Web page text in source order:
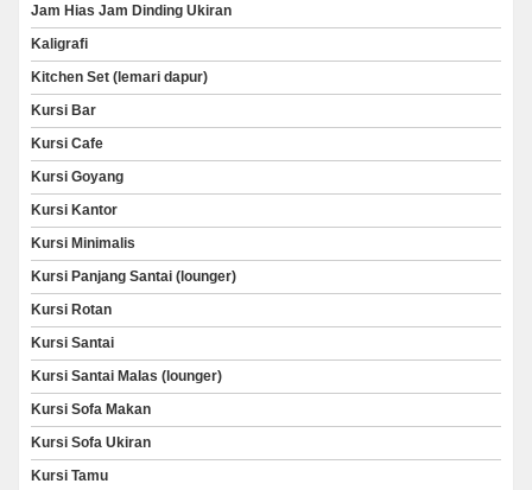
Jam Hias Jam Dinding Ukiran
Kaligrafi
Kitchen Set (lemari dapur)
Kursi Bar
Kursi Cafe
Kursi Goyang
Kursi Kantor
Kursi Minimalis
Kursi Panjang Santai (lounger)
Kursi Rotan
Kursi Santai
Kursi Santai Malas (lounger)
Kursi Sofa Makan
Kursi Sofa Ukiran
Kursi Tamu